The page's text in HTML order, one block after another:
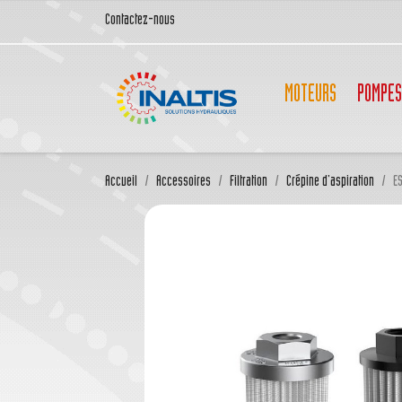
Contactez-nous
MOTEURS POMPES
Accueil Accessoires Filtration Crépine d'aspiration